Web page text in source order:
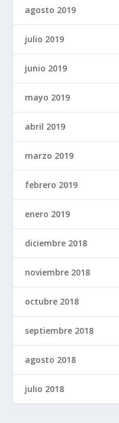
agosto 2019
julio 2019
junio 2019
mayo 2019
abril 2019
marzo 2019
febrero 2019
enero 2019
diciembre 2018
noviembre 2018
octubre 2018
septiembre 2018
agosto 2018
julio 2018